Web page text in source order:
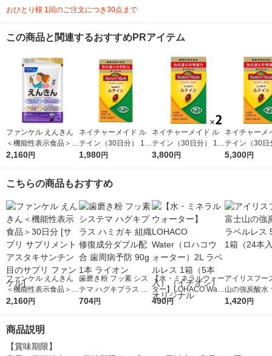
おひとり様 1回のご注文につき30点まで
この商品と関連するおすすめPRアイテム
ファンケル えんきん
＜機能性表示食品＞3
0日分 [サプリ サプリ
ンケル]
2,160円
ネイチャーメイド ル
テイン（30日分） 1個
（60粒） 機能性表示
1,980円
ネイチャーメイド ル
テイン（30日分） 1セ
ット（1個（60粒）×
3,800円
ネイチャーメ
テイン（30日
ット（1個（
5,300円
こちらの商品もおすすめ
ファンケル えんきん
＜機能性表示食品＞3
0日分 [サプリ サプリ
ンケル]
2,160円
歯磨き粉 フッ素 シス
テマ ハグキプラス ハ
ミガキ 組織修復成分
704円
【水・ミネラルウォー
ター】LOHACO Wate
r（ロハコウォータ
490円
アイリスフー
山の強炭酸水
レス 500ml 1
1,420円
商品説明
【賞味期限】